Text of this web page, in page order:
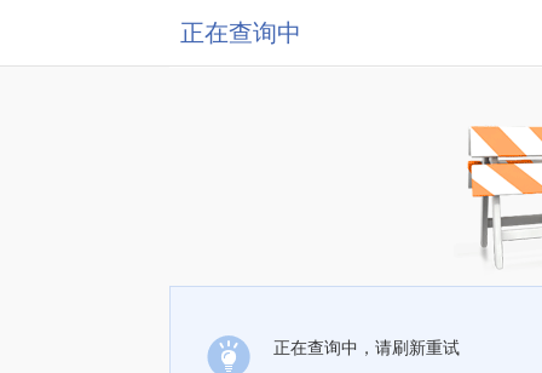
正在查询中
正在查询中，请刷新重试